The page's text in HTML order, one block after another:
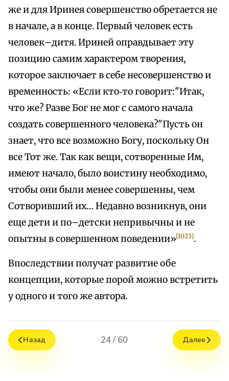
же и для Иринея совершенство обретается не
в начале, а в конце. Первый человек есть
человек–дитя. Ириней оправдывает эту
позицию самим характером творения,
которое заключает в себе несовершенство и
временность: «Если кто‑то говорит:"Итак,
что же? Разве Бог не мог с самого начала
создать совершенного человека?"Пусть он
знает, что все возможно Богу, поскольку Он
все Тот же. Так как вещи, сотворенные Им,
имеют начало, было воистину необходимо,
чтобы они были менее совершенны, чем
Сотворивший их… Недавно возникнув, они
еще дети и по–детски непривычны и не
опытны в совершенном поведении»[1023].
Впоследствии получат развитие обе
концепции, которые порой можно встретить
у одного и того же автора.
Назад 24 / 60 Далее